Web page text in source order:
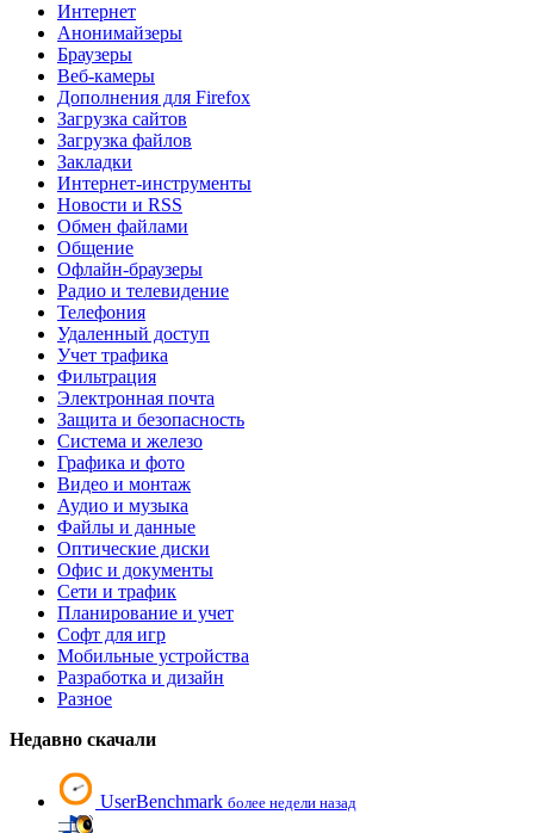
Интернет
Анонимайзеры
Браузеры
Веб-камеры
Дополнения для Firefox
Загрузка сайтов
Загрузка файлов
Закладки
Интернет-инструменты
Новости и RSS
Обмен файлами
Общение
Офлайн-браузеры
Радио и телевидение
Телефония
Удаленный доступ
Учет трафика
Фильтрация
Электронная почта
Защита и безопасность
Система и железо
Графика и фото
Видео и монтаж
Аудио и музыка
Файлы и данные
Оптические диски
Офис и документы
Сети и трафик
Планирование и учет
Софт для игр
Мобильные устройства
Разработка и дизайн
Разное
Недавно скачали
UserBenchmark более недели назад